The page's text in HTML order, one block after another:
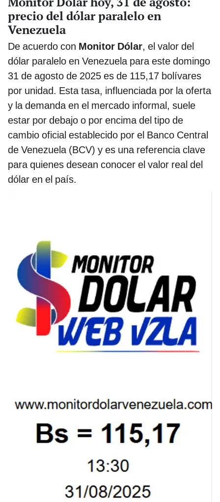
precio del dólar paralelo en
Venezuela
De acuerdo con Monitor Dólar, el valor del
dólar paralelo en Venezuela para este domingo
31 de agosto de 2025 es de 115,17 bolívares
por unidad. Esta tasa, influenciada por la oferta
y la demanda en el mercado informal, suele
estar por debajo o por encima del tipo de
cambio oficial establecido por el Banco Central
de Venezuela (BCV) y es una referencia clave
para quienes desean conocer el valor real del
dólar en el país.